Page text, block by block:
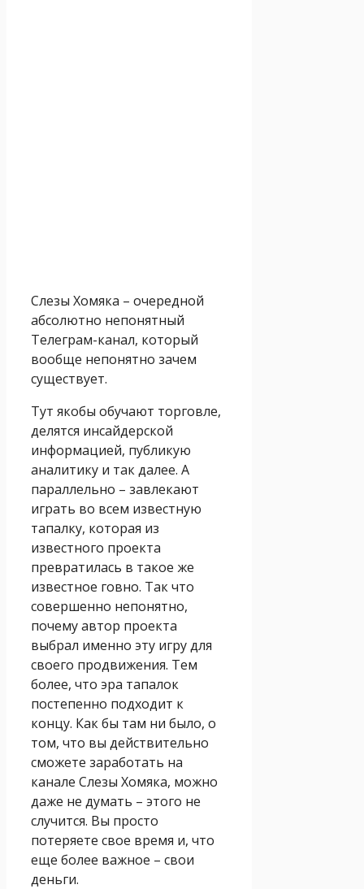
Слезы Хомяка – очередной
абсолютно непонятный
Телеграм-канал, который
вообще непонятно зачем
существует.
Тут якобы обучают торговле,
делятся инсайдерской
информацией, публикую
аналитику и так далее. А
параллельно – завлекают
играть во всем известную
тапалку, которая из
известного проекта
превратилась в такое же
известное говно. Так что
совершенно непонятно,
почему автор проекта
выбрал именно эту игру для
своего продвижения. Тем
более, что эра тапалок
постепенно подходит к
концу. Как бы там ни было, о
том, что вы действительно
сможете заработать на
канале Слезы Хомяка, можно
даже не думать – этого не
случится. Вы просто
потеряете свое время и, что
еще более важное – свои
деньги.